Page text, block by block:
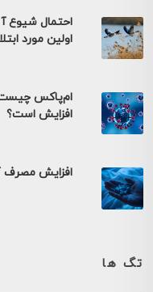
احتمال شیوع
اولین مورد ابتلا در
ام‌پاکس چیست و
افزایش است؟
افزایش مصرف
تگ ها